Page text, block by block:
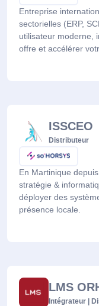
Entreprise
sectorielles (ERP,
utilisateur moderne,
offre et accélérer
ISSCEO
Distributeur
En Martinique
stratégie &
déployer des
présence locale.
LMS
Intégrateur |